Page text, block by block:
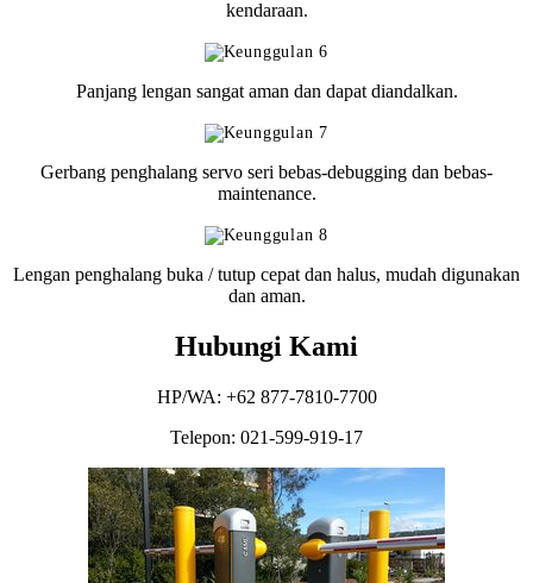
kendaraan.
Panjang lengan sangat aman dan dapat diandalkan.
Gerbang penghalang servo seri bebas-debugging dan bebas-
maintenance.
Lengan penghalang buka / tutup cepat dan halus, mudah digunakan
dan aman.
Hubungi Kami
HP/WA: +62 877-7810-7700
Telepon: 021-599-919-17